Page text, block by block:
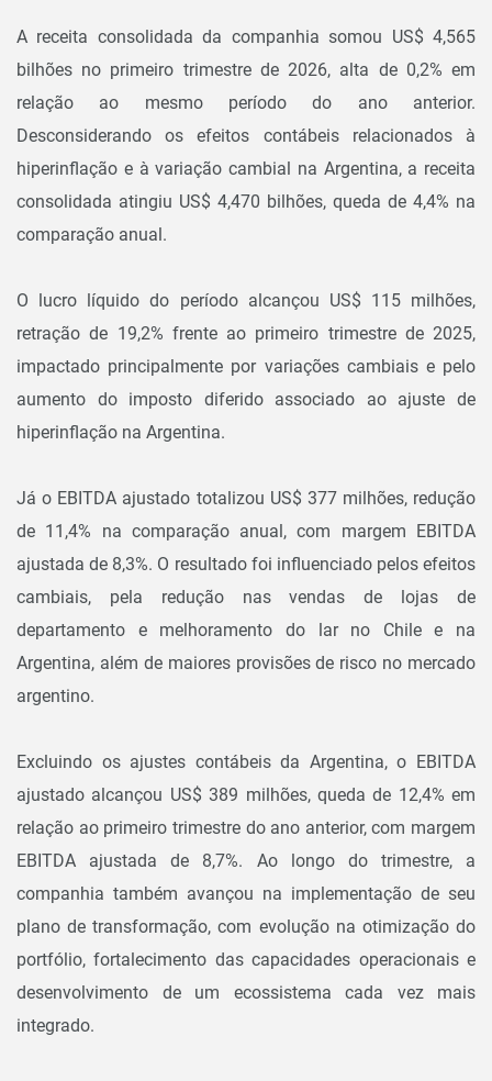
A receita consolidada da companhia somou US$ 4,565
bilhões no primeiro trimestre de 2026, alta de 0,2% em
relação ao mesmo período do ano anterior.
Desconsiderando os efeitos contábeis relacionados à
hiperinflação e à variação cambial na Argentina, a receita
consolidada atingiu US$ 4,470 bilhões, queda de 4,4% na
comparação anual.
O lucro líquido do período alcançou US$ 115 milhões,
retração de 19,2% frente ao primeiro trimestre de 2025,
impactado principalmente por variações cambiais e pelo
aumento do imposto diferido associado ao ajuste de
hiperinflação na Argentina.
Já o EBITDA ajustado totalizou US$ 377 milhões, redução
de 11,4% na comparação anual, com margem EBITDA
ajustada de 8,3%. O resultado foi influenciado pelos efeitos
cambiais, pela redução nas vendas de lojas de
departamento e melhoramento do lar no Chile e na
Argentina, além de maiores provisões de risco no mercado
argentino.
Excluindo os ajustes contábeis da Argentina, o EBITDA
ajustado alcançou US$ 389 milhões, queda de 12,4% em
relação ao primeiro trimestre do ano anterior, com margem
EBITDA ajustada de 8,7%. Ao longo do trimestre, a
companhia também avançou na implementação de seu
plano de transformação, com evolução na otimização do
portfólio, fortalecimento das capacidades operacionais e
desenvolvimento de um ecossistema cada vez mais
integrado.